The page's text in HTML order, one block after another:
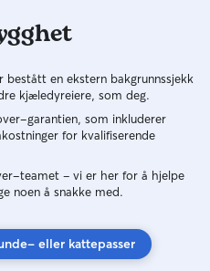
bestått en ekstern bakgrunnssjekk
kjæledyreiere, som deg.
garantien, som inkluderer
for kvalifiserende
teamet – vi er her for å hjelpe
noen å snakke med.
eller kattepasser